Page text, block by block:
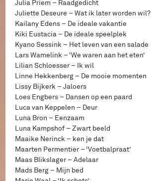
Julia Priem – Raadgedicht
Juliette Deseure – Wat ik later worden wil?
Kailany Edens – De ideale vakantie
Kiki Eustacia – De ideale speelplek
Kyano Sessink – Het leven van een salade
Lars Wamelink – ‘We waren aan het eten’
Lilian Schloesser – Ik wil
Linne Hekkenberg – De mooie momenten
Lissy Bijkerk – Jaloers
Loes Engbers – Dansen op een paard
Luca van Keppelen – Deur
Luna Bron – Eenzaam
Luna Kampshof – Zwart beeld
Maaike Nerinck – ken je dat
Maarten Permentier – ‘Voetbalpraat’
Maas Blikslager – Adelaar
Mads Berg – Mijn bed